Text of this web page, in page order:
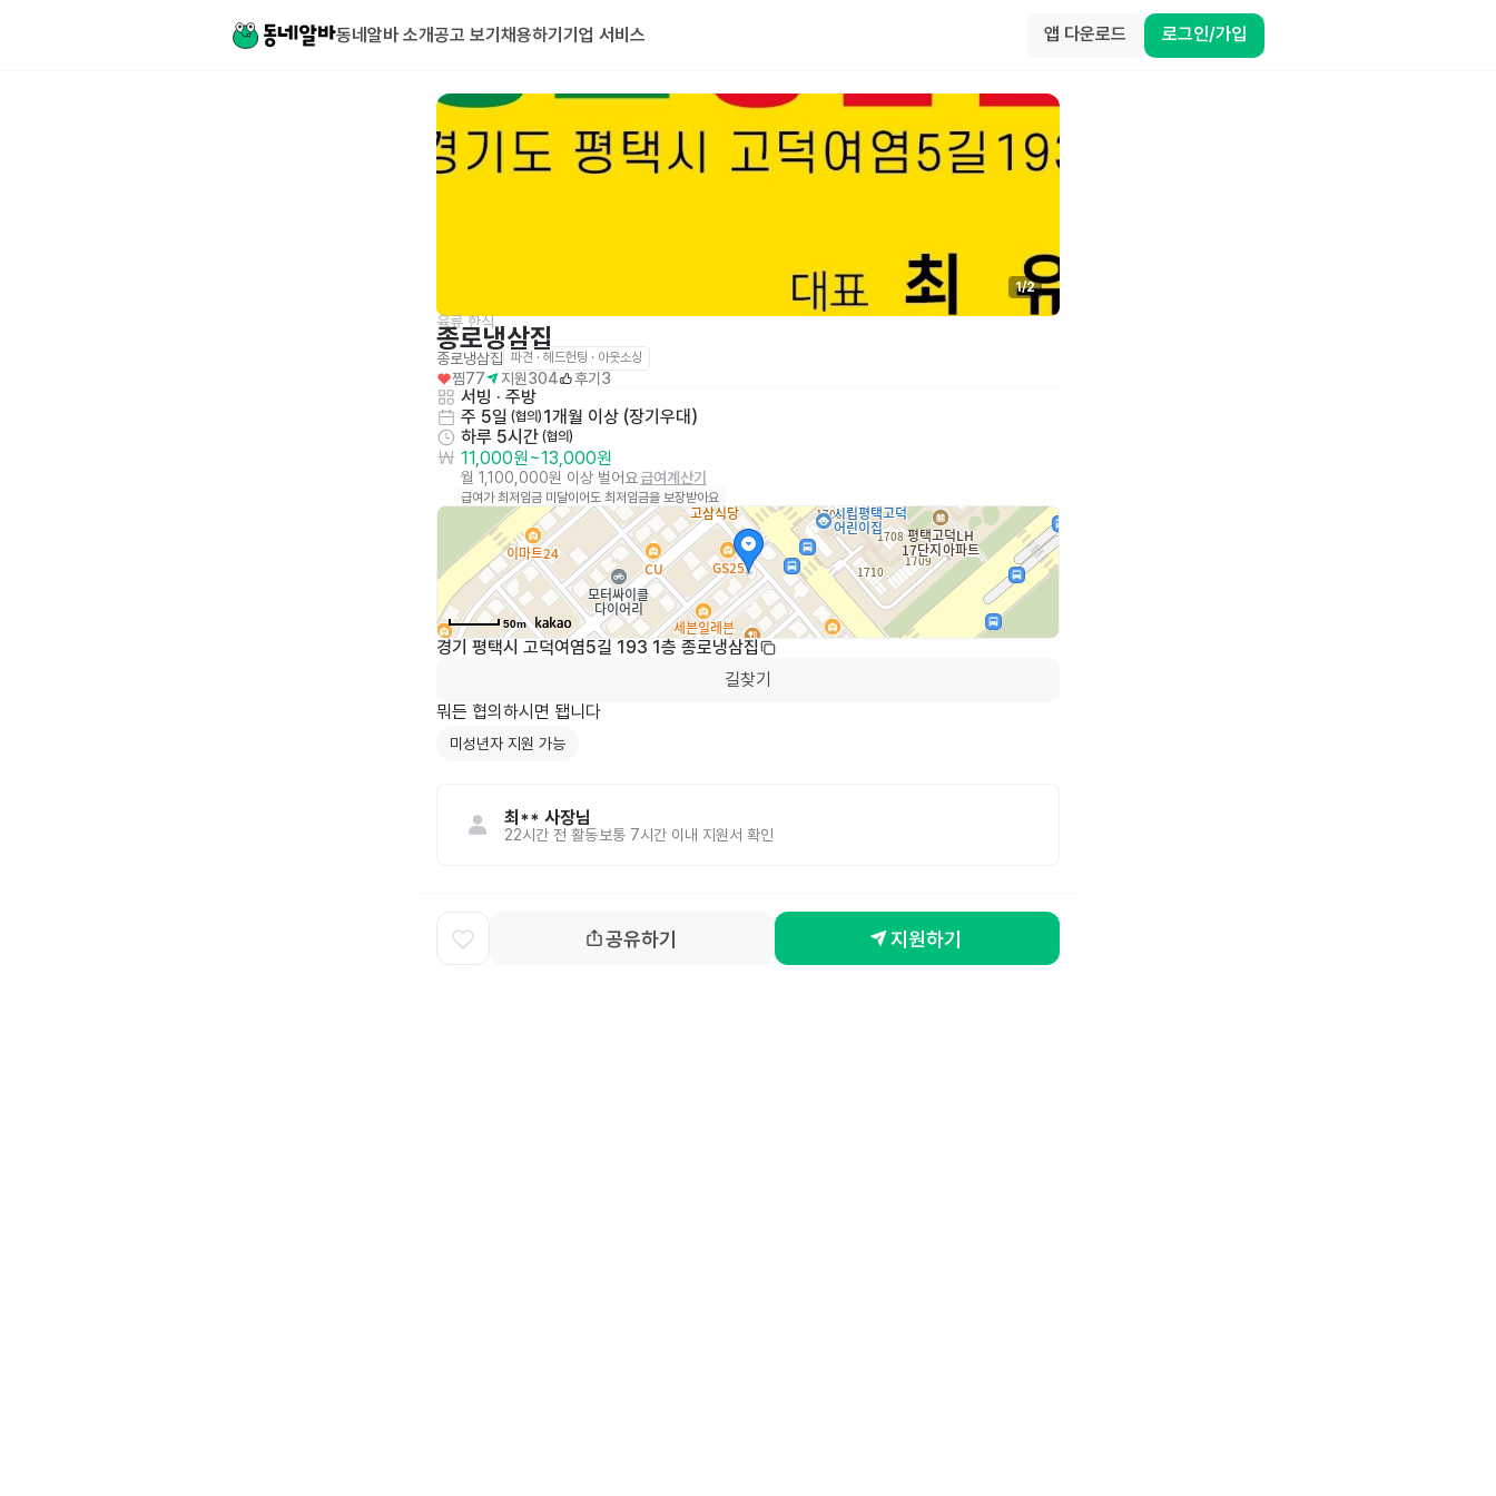
동네알바 소개공고 보기 채용하기 기업 서비스 앱 다운로드 로그인/가입
1/2
육류 한식
종로냉삼집
종로냉삼집 파견 · 헤드헌팅 · 아웃소싱
찜77 지원304 후기 3
서빙 · 주방
주 5일 (협의) 1개월 이상 (장기우대)
하루 5시간 (협의)
11,000원~13,000원
월 1,100,000원 이상 벌어요급여계산기
급여가 최저임금 미달이어도 최저임금을 보장받아요
50m
경기 평택시 고덕여염5길 193 1층 종로냉삼집
길찾기
뭐든 협의하시면 됍니다
미성년자 지원 가능
최** 사장님
22시간 전 활동 보통 7시간 이내 지원서 확인
공유하기 지원하기